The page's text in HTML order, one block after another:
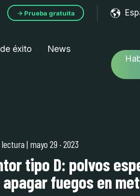
→ Prueba gratuita
éxito News
| mayo 29 · 2023
tipo D: polvos
fuegos en